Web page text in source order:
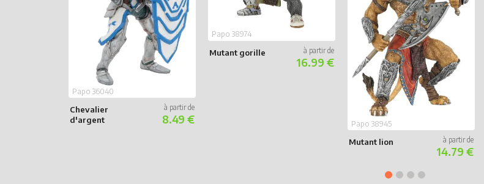
Chevalier
d'argent
Papo 36040
8.49 €
Mutant gorille
Papo 38974
16.99 €
Mutant lion
Papo 38945
14.79 €